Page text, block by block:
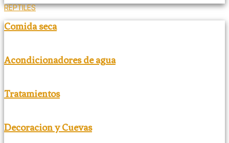
REPTILES
Comida seca
Acondicionadores de agua
Tratamientos
Decoracion y Cuevas